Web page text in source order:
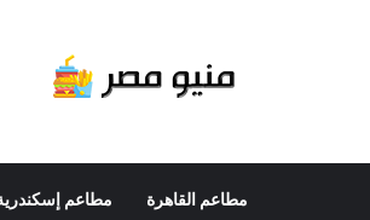
مطاعم القاهرة مطاعم